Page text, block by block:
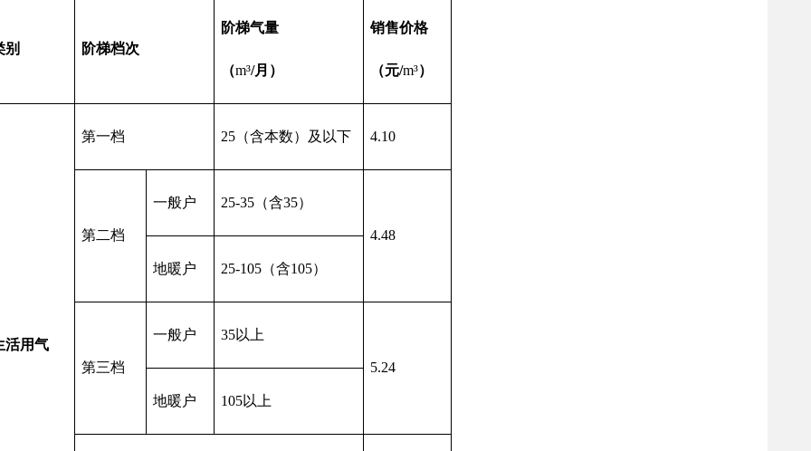
别 阶梯档次
阶梯气量
（m³/月 ）
销售价格
（元/m³）
活用气
第一档 25（含本数）及以下 4.10
第二档
一般户 25-35（含35）
4.48
地暖户 25-105（含105）
第三档
一般户 35以上
5.24
地暖户 105以上